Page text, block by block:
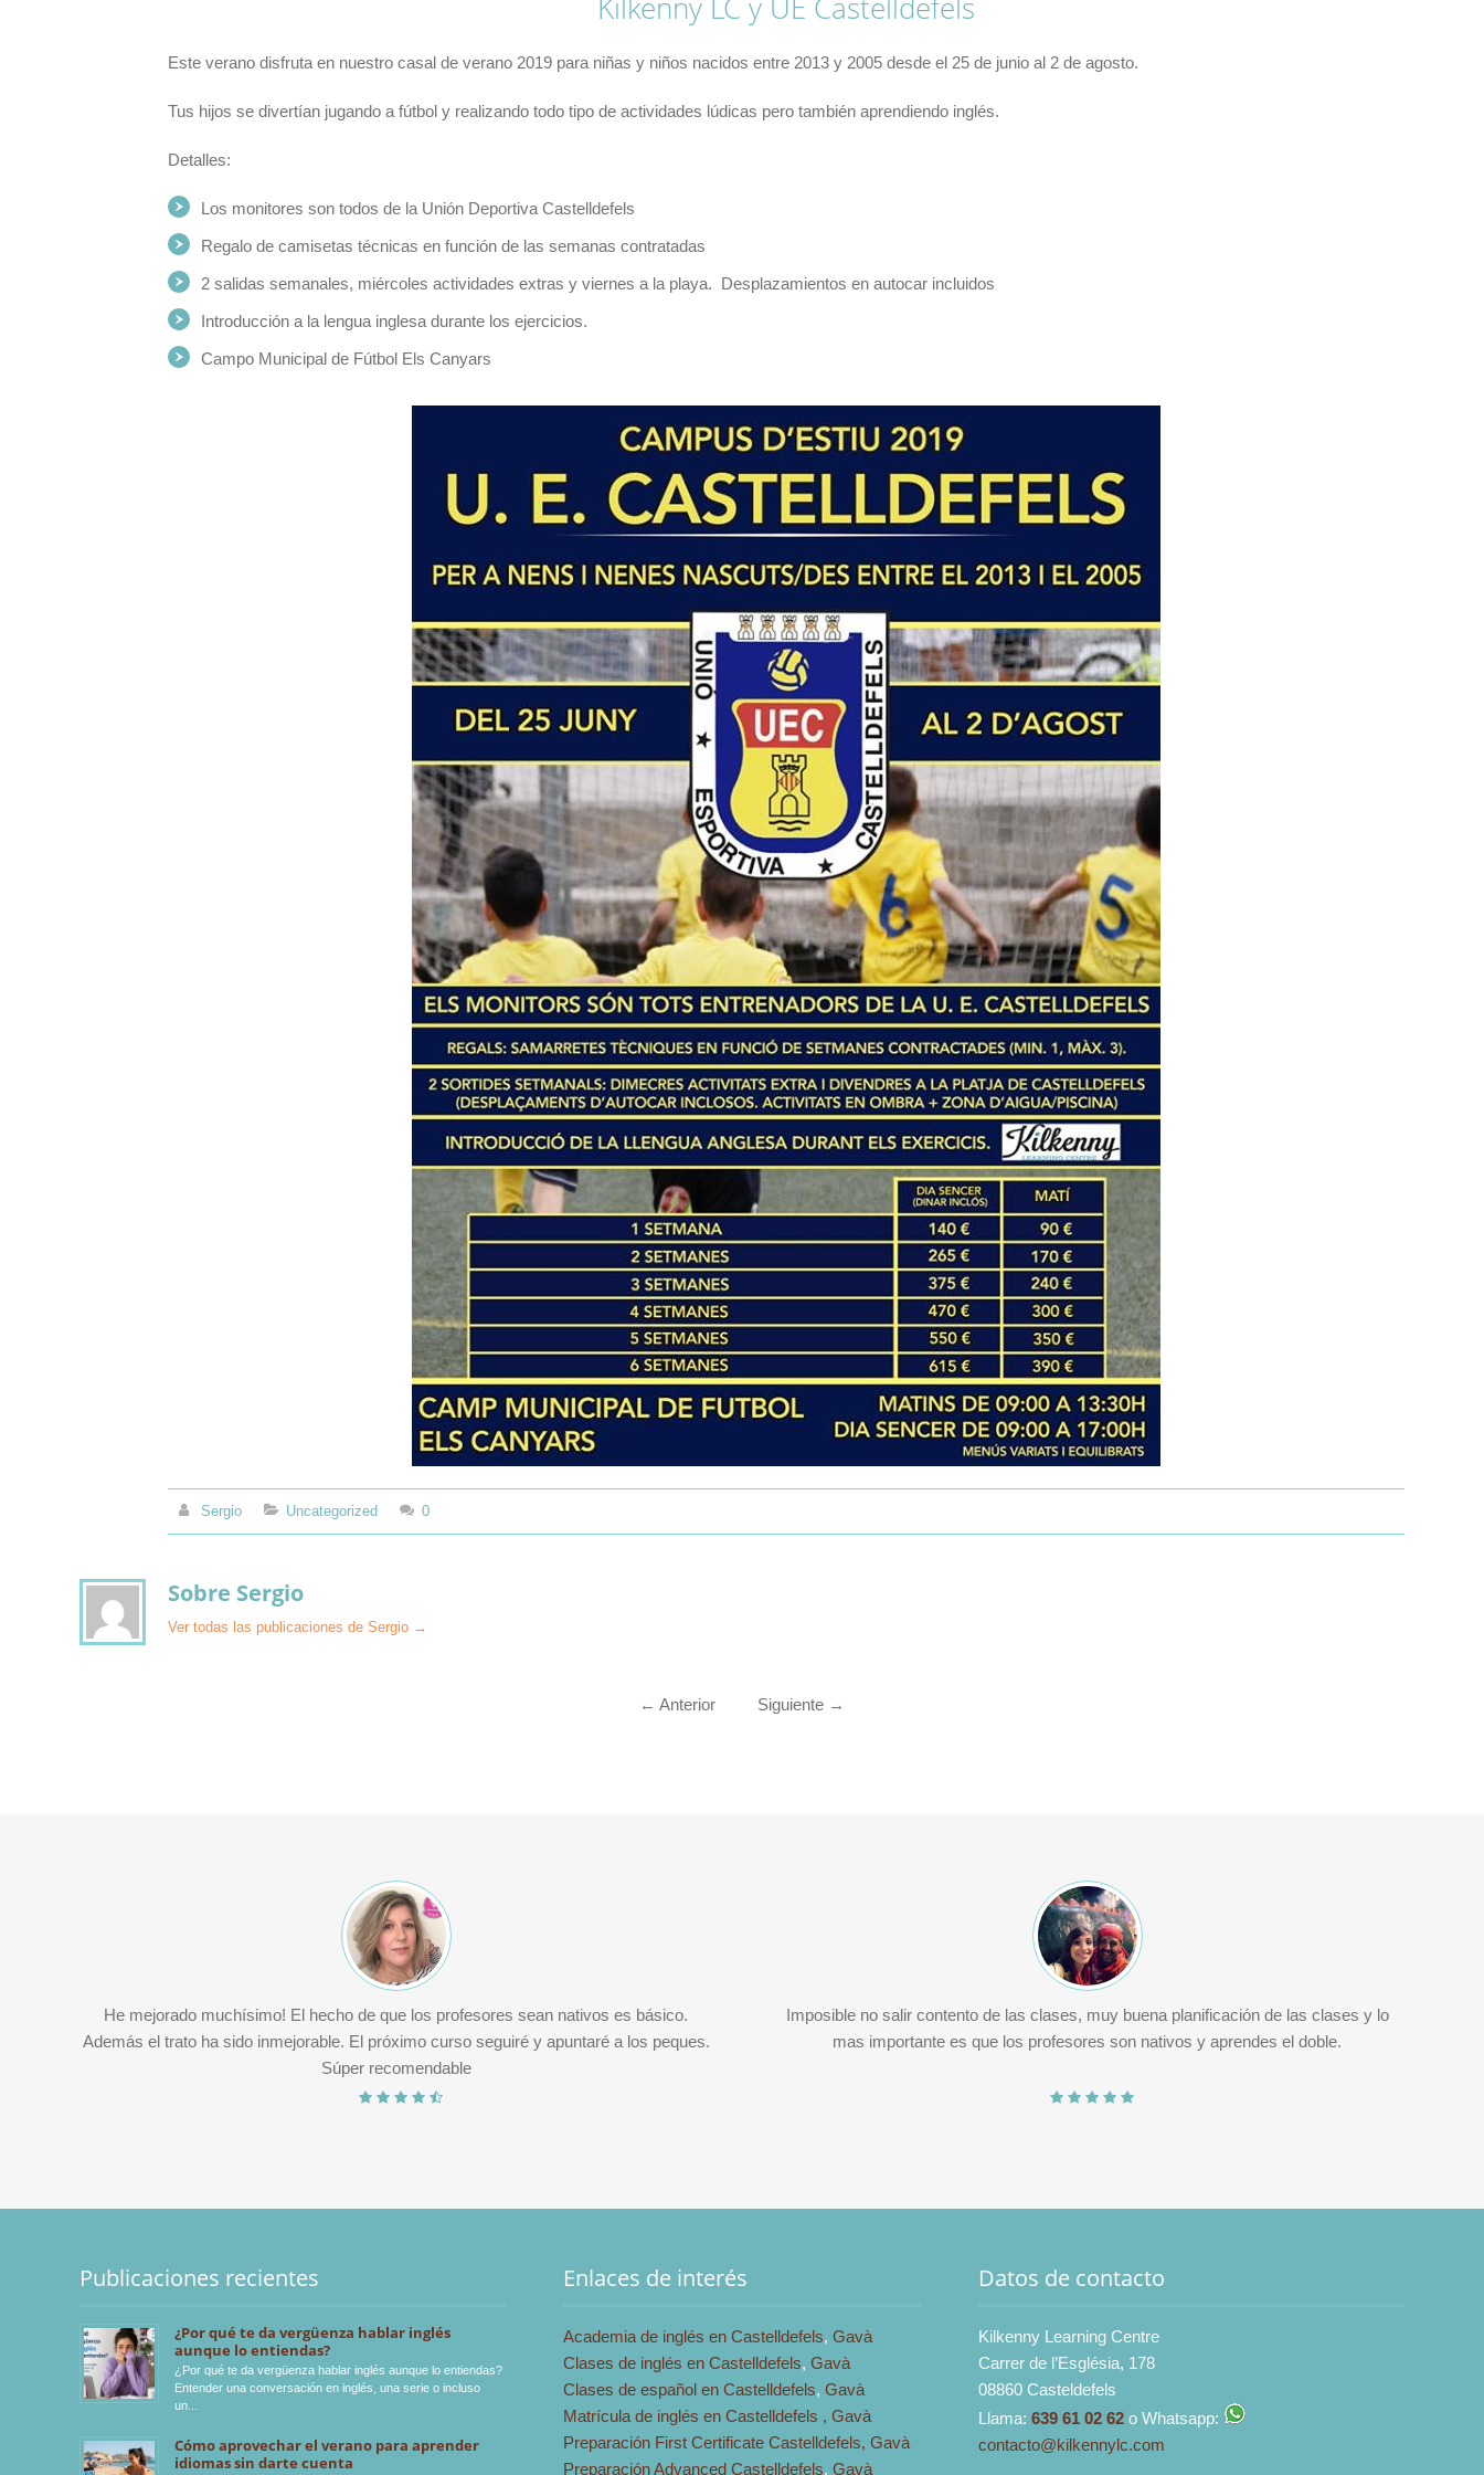
Kilkenny LC y UE Castelldefels
Este verano disfruta en nuestro casal de verano 2019 para niñas y niños nacidos entre 2013 y 2005 desde el 25 de junio al 2 de agosto.
Tus hijos se divertían jugando a fútbol y realizando todo tipo de actividades lúdicas pero también aprendiendo inglés.
Detalles:
Los monitores son todos de la Unión Deportiva Castelldefels
Regalo de camisetas técnicas en función de las semanas contratadas
2 salidas semanales, miércoles actividades extras y viernes a la playa. Desplazamientos en autocar incluidos
Introducción a la lengua inglesa durante los ejercicios.
Campo Municipal de Fútbol Els Canyars
Sergio Uncategorized 0
Sobre Sergio
Ver todas las publicaciones de Sergio →
← Anterior Siguiente →
He mejorado muchísimo! El hecho de que los profesores sean nativos es básico.
Además el trato ha sido inmejorable. El próximo curso seguiré y apuntaré a los peques.
Súper recomendable
Imposible no salir contento de las clases, muy buena planificación de las clases y lo
mas importante es que los profesores son nativos y aprendes el doble.
Publicaciones recientes
¿Por qué te da vergüenza hablar inglés
aunque lo entiendas?
¿Por qué te da vergüenza hablar inglés aunque lo entiendas?
Entender una conversación en inglés, una serie o incluso
un
Cómo aprovechar el verano para aprender
idiomas sin darte cuenta
Enlaces de interés
Academia de inglés en Castelldefels,Gavà
Clases de inglés en Castelldefels,Gavà
Clases de español en Castelldefels,Gavà
Matrícula de inglés en Castelldefels ,Gavà
Preparación First Certificate Castelldefels,Gavà
Preparación Advanced Castelldefels,Gavà
Datos de contacto
Kilkenny Learning Centre
Carrer de l’Església, 178
08860 Casteldefels
Llama: 639 61 02 62o Whatsapp:
contacto@kilkennylc.com